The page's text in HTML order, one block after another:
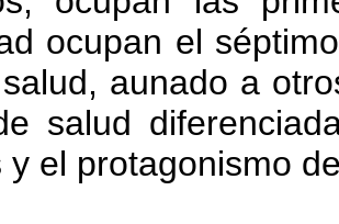
ocupan el
aunado a
salud
y el protagonismo